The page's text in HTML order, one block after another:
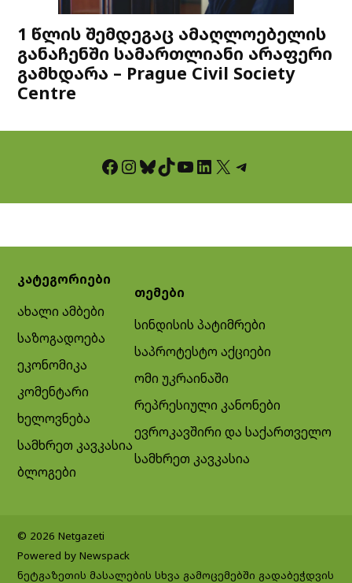
1 წლის შემდეგაც ამაღლოებელის
განაჩენში სამართლიანი არაფერი
გამხდარა – Prague Civil Society
Centre
Facebook InstagramBluesky TikTok YouTube LinkedIn X Telegram
კატეგორიები
ახალი ამბები
საზოგადოება
ეკონომიკა
კომენტარი
ხელოვნება
სამხრეთ კავკასია
ბლოგები
თემები
სინდისის პატიმრები
საპროტესტო აქციები
ომი უკრაინაში
რეპრესიული კანონები
ევროკავშირი და საქართველო
სამხრეთ კავკასია
© 2026 Netgazeti
Powered by Newspack
ნეტგაზეთის მასალების სხვა გამოცემებში გადაბეჭდვის